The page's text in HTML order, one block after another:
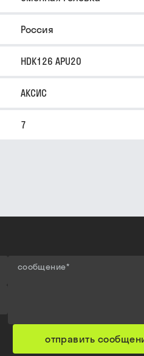
Россия
HDK126 APU20
АКСИС
7
сообщение*
отправить